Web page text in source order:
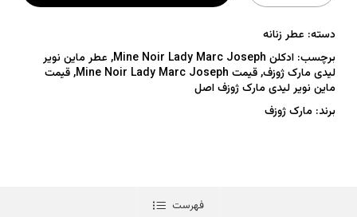
دسته: عطر زنانه
برچسب: ادکلن Mine Noir Lady Marc Joseph , عطر ماین نویر
لیدی مارک ژوزف,قیمت Mine Noir Lady Marc Joseph ,قیمت
ماین نویر لیدی مارک ژوزف اصل
برند: مارک ژوزف
فهرست